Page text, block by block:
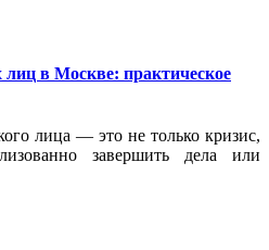
в Москве: практическое
лица — это не только кризис,
завершить дела или